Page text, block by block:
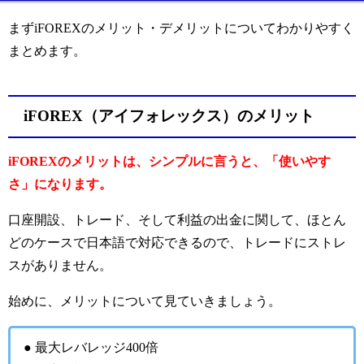
まずiFOREXのメリット・デメリットについてわかりやすく
まとめます。
iFOREX（アイフォレックス）のメリット
iFOREXのメリットは、シンプルに言うと、「使いやす
さ」になります。
口座開設、トレード、そして利益の出金に関して、ほとん
どのケースで日本語で対応できるので、トレードにストレ
スがありません。
始めに、メリットについて見ていきましょう。
● 最大レバレッジ400倍